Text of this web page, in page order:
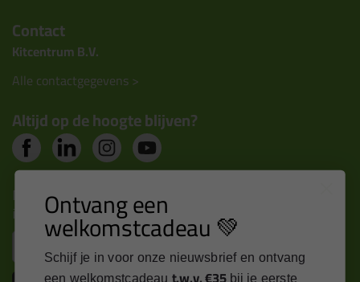
Contact
Kitcentrum B.V.
Alle contactgegevens >
Altijd op de hoogte blijven?
Nieuws, tips en exclusieve deals rechtstreeks in je
inbox Ontvang een
welkomstcadeau 💚
Schijf je in voor onze nieuwsbrief en ontvang
een welkomstcadeau bij je eerste